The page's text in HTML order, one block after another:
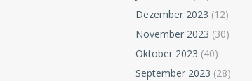
Dezember 2023 (12)
November 2023 (30)
Oktober 2023 (40)
September 2023 (28)